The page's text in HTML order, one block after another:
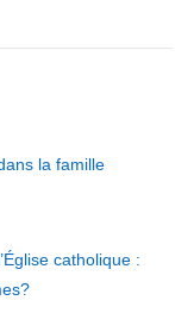
la famille
catholique :